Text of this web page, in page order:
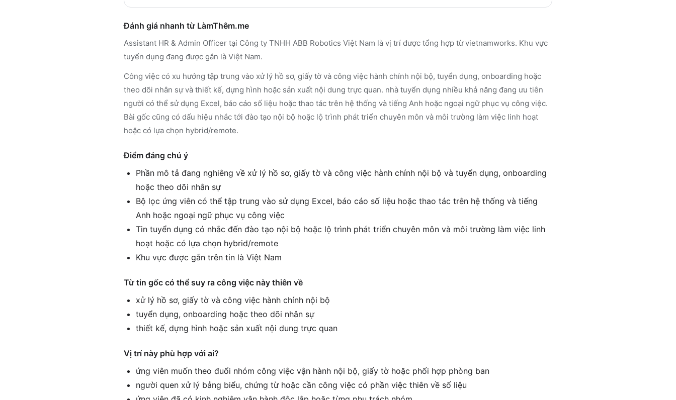
Đánh giá nhanh từ LàmThêm.me
Assistant HR & Admin Officer tại Công ty TNHH ABB Robotics Việt Nam là vị trí được tổng hợp từ vietnamworks. Khu vực
tuyển dụng đang được gắn là Việt Nam.
Công việc có xu hướng tập trung vào xử lý hồ sơ, giấy tờ và công việc hành chính nội bộ, tuyển dụng, onboarding hoặc
theo dõi nhân sự và thiết kế, dựng hình hoặc sản xuất nội dung trực quan. nhà tuyển dụng nhiều khả năng đang ưu tiên
người có thể sử dụng Excel, báo cáo số liệu hoặc thao tác trên hệ thống và tiếng Anh hoặc ngoại ngữ phục vụ công việc.
Bài gốc cũng có dấu hiệu nhắc tới đào tạo nội bộ hoặc lộ trình phát triển chuyên môn và môi trường làm việc linh hoạt
hoặc có lựa chọn hybrid/remote.
Điểm đáng chú ý
Phần mô tả đang nghiêng về xử lý hồ sơ, giấy tờ và công việc hành chính nội bộ và tuyển dụng, onboarding
hoặc theo dõi nhân sự
Bộ lọc ứng viên có thể tập trung vào sử dụng Excel, báo cáo số liệu hoặc thao tác trên hệ thống và tiếng
Anh hoặc ngoại ngữ phục vụ công việc
Tin tuyển dụng có nhắc đến đào tạo nội bộ hoặc lộ trình phát triển chuyên môn và môi trường làm việc linh
hoạt hoặc có lựa chọn hybrid/remote
Khu vực được gắn trên tin là Việt Nam
Từ tin gốc có thể suy ra công việc này thiên về
xử lý hồ sơ, giấy tờ và công việc hành chính nội bộ
tuyển dụng, onboarding hoặc theo dõi nhân sự
thiết kế, dựng hình hoặc sản xuất nội dung trực quan
Vị trí này phù hợp với ai?
ứng viên muốn theo đuổi nhóm công việc vận hành nội bộ, giấy tờ hoặc phối hợp phòng ban
người quen xử lý bảng biểu, chứng từ hoặc cần công việc có phần việc thiên về số liệu